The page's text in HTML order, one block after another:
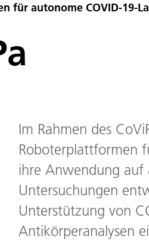
für autonome COVID-19-
Im Rahmen des
Roboterplattformen
ihre Anwendung auf
Untersuchungen
Unterstützung von
Antikörperanalysen